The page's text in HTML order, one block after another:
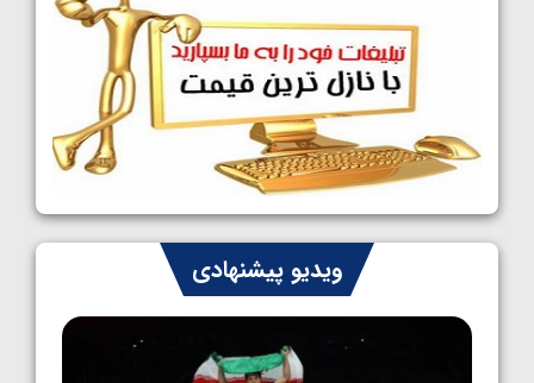
کشتی آزاد نوجوانان جهان؛ رقبای نمایندگان
ایران مشخص شدند
1405/05/08
کشتی فرنگی نوجوانان جهان؛ سکوی تیمی
سوم برای ایران
1405/05/07
ایران چشم به راه چهار مدال در پنج وزن دوم
کشتی فرنگی نوجوانان جهان
1405/05/06
ویدیو پیشنهادی